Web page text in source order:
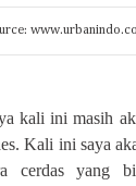
kali ini masih
Kali ini saya
cerdas yang